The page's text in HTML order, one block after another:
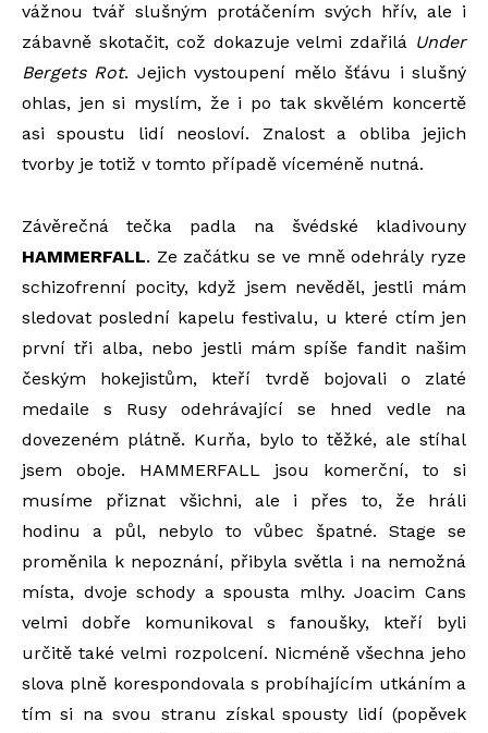
vážnou tvář slušným protáčením svých hřív, ale i
zábavně skotačit, což dokazuje velmi zdařilá Under
Bergets Rot. Jejich vystoupení mělo šťávu i slušný
ohlas, jen si myslím, že i po tak skvělém koncertě
asi spoustu lidí neosloví. Znalost a obliba jejich
tvorby je totiž v tomto případě víceméně nutná.
Závěrečná tečka padla na švédské kladivouny
HAMMERFALL. Ze začátku se ve mně odehrály ryze
schizofrenní pocity, když jsem nevěděl, jestli mám
sledovat poslední kapelu festivalu, u které ctím jen
první tři alba, nebo jestli mám spíše fandit našim
českým hokejistům, kteří tvrdě bojovali o zlaté
medaile s Rusy odehrávající se hned vedle na
dovezeném plátně. Kurňa, bylo to těžké, ale stíhal
jsem oboje. HAMMERFALL jsou komerční, to si
musíme přiznat všichni, ale i přes to, že hráli
hodinu a půl, nebylo to vůbec špatné. Stage se
proměnila k nepoznání, přibyla světla i na nemožná
místa, dvoje schody a spousta mlhy. Joacim Cans
velmi dobře komunikoval s fanoušky, kteří byli
určitě také velmi rozpolcení. Nicméně všechna jeho
slova plně korespondovala s probíhajícím utkáním a
tím si na svou stranu získal spousty lidí (popěvek